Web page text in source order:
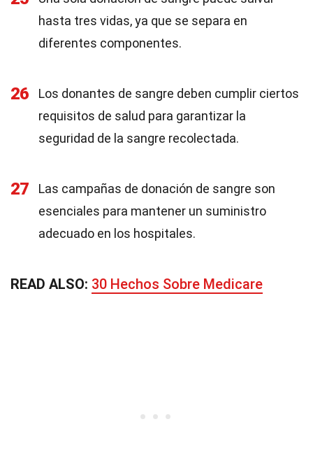
hasta tres vidas, ya que se separa en
diferentes componentes.
26
Los donantes de sangre deben cumplir ciertos
requisitos de salud para garantizar la
seguridad de la sangre recolectada.
27
Las campañas de donación de sangre son
esenciales para mantener un suministro
adecuado en los hospitales.
READ ALSO: 30 Hechos Sobre Medicare